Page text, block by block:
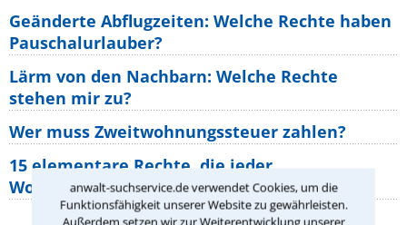
anwalt-suchservice.de verwendet Cookies, um die
Funktionsfähigkeit unserer Website zu gewährleisten.
Außerdem setzen wir zur Weiterentwicklung unserer
Geänderte Abflugzeiten: Welche Rechte haben
Pauschalurlauber?
Lärm von den Nachbarn: Welche Rechte
stehen mir zu?
Wer muss Zweitwohnungssteuer zahlen?
15 elementare Rechte, die jeder
Wohnungseigentümer kennen sollte